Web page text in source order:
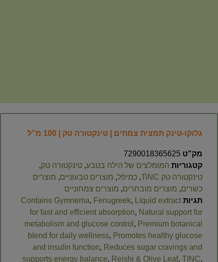
גלוקו-טינק תמצית צמחים | טינקטורה טק | 100 מ”ל
מק"ט 7290018365625
קטגוריות המומלצים של הילה בטבע, טינקטורה טק,
טינקטורה טק TiNC
, כמיפל, מוצרים טבעוניים, מוצרים
כשרים, מוצרים מובחרים, מוצרים צמחוניים
תגיות
Contains Gymnema, Fenugreek, Liquid extract
for fast and efficient absorption, Natural support for
metabolism and glucose control , Premium botanical
blend for daily wellness, Promotes healthy glucose
and insulin function, Reduces sugar cravings and
supports energy balance, Reishi & Olive Leaf, TINC,